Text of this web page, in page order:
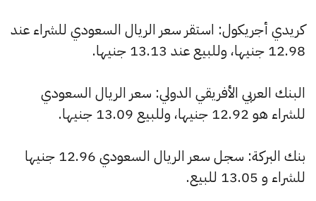
كريدي أجريكول: استقر سعر الريال السعودي للشراء عند
12.98 جنيها، وللبيع عند 13.13 جنيها.
البنك العربي الأفريقي الدولي: سعر الريال السعودي
للشراء هو 12.92 جنيها، وللبيع 13.09 جنيها.
بنك البركة: سجل سعر الريال السعودي 12.96 جنيها
للشراء و 13.05 للبيع.